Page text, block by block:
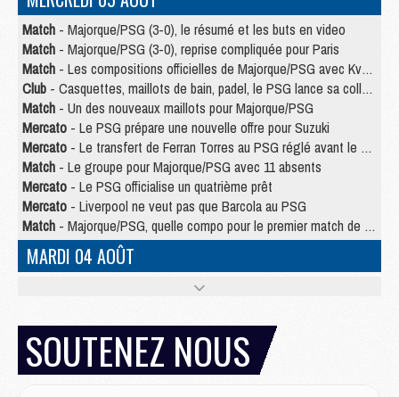
Match - Majorque/PSG (3-0), le résumé et les buts en video
Match - Majorque/PSG (3-0), reprise compliquée pour Paris
Match - Les compositions officielles de Majorque/PSG avec Kvara et de nombreux jeunes
Club - Casquettes, maillots de bain, padel, le PSG lance sa collection été
Match - Un des nouveaux maillots pour Majorque/PSG
Mercato - Le PSG prépare une nouvelle offre pour Suzuki
Mercato - Le transfert de Ferran Torres au PSG réglé avant le 12 août ?
Match - Le groupe pour Majorque/PSG avec 11 absents
Mercato - Le PSG officialise un quatrième prêt
Mercato - Liverpool ne veut pas que Barcola au PSG
Match - Majorque/PSG, quelle compo pour le premier match de la saison 2026/27 ?
MARDI 04 AOÛT
- Les chapeaux provisoires de la Ligue des champions 2026/27
Club- Le PSG dévoile sa première collection d'entraînement pour 2026/2027
Discipline
- Un arbitre inattendu, mais porte-bonheur pour Lens/PSG
Match- Majorque/PSG, sur quelle chaine et à quelle heure regarder le match ?
SOUTENEZ NOUS